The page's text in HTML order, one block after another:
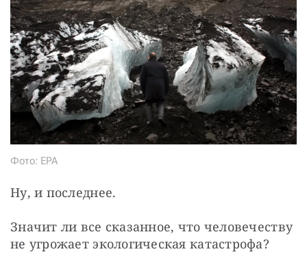
Фото: EPA
Ну, и последнее.
Значит ли все сказанное, что человечеству
не угрожает экологическая катастрофа?